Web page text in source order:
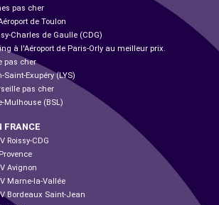
pas cher
de Toulon
Charles de Gaulle (CDG)
à l'Aéroport de Paris-Orly au meilleur prix.
pas cher
Saint-Exupéry (LYS)
pas cher
Mulhouse (BSL)
FRANCE
Roissy-CDG
Avignon
Marne-la-Vallée
Bordeaux Saint-Jean